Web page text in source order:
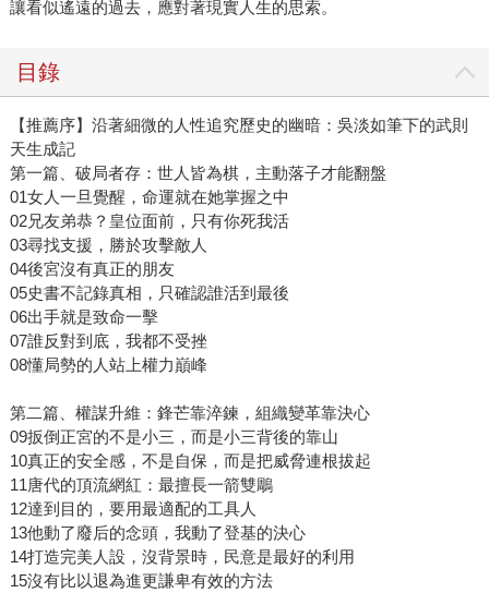
讓看似遙遠的過去，應對著現實人生的思索。
目錄
【推薦序】沿著細微的人性追究歷史的幽暗：吳淡如筆下的武則
天生成記
第一篇、破局者存：世人皆為棋，主動落子才能翻盤
01女人一旦覺醒，命運就在她掌握之中
02兄友弟恭？皇位面前，只有你死我活
03尋找支援，勝於攻擊敵人
04後宮沒有真正的朋友
05史書不記錄真相，只確認誰活到最後
06出手就是致命一擊
07誰反對到底，我都不受挫
08懂局勢的人站上權力巔峰
第二篇、權謀升維：鋒芒靠淬鍊，組織變革靠決心
09扳倒正宮的不是小三，而是小三背後的靠山
10真正的安全感，不是自保，而是把威脅連根拔起
11唐代的頂流網紅：最擅長一箭雙鵰
12達到目的，要用最適配的工具人
13他動了廢后的念頭，我動了登基的決心
14打造完美人設，沒背景時，民意是最好的利用
15沒有比以退為進更謙卑有效的方法